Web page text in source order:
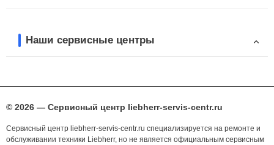
Наши сервисные центры
© 2026 — Сервисный центр liebherr-servis-centr.ru
Сервисный центр liebherr-servis-centr.ru специализируется на ремонте и
обслуживании техники Liebherr, но не является официальным сервисным